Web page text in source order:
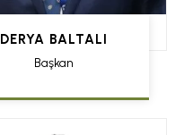
DERYA BALTALI
Başkan